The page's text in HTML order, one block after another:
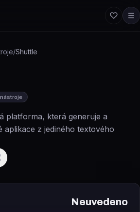
/Shuttle
platforma, která generuje a
aplikace z jediného textového
Neuvedeno